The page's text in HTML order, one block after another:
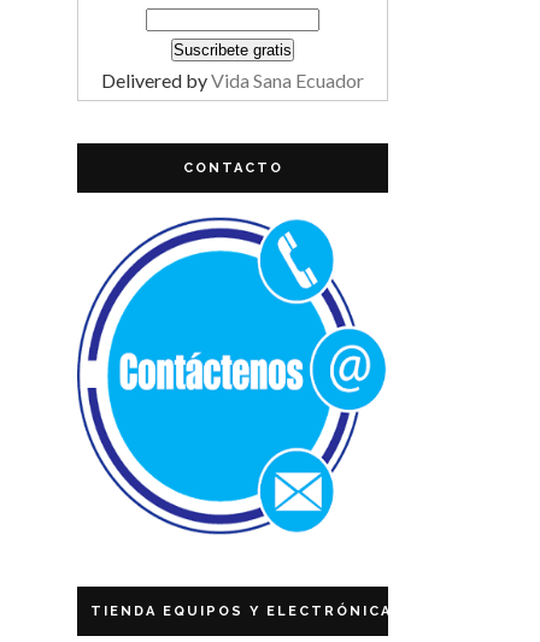
Delivered byVida Sana Ecuador
CONTACTO
TIENDA EQUIPOS Y ELECTRÓNICA